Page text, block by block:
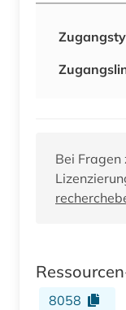
Bei
8058